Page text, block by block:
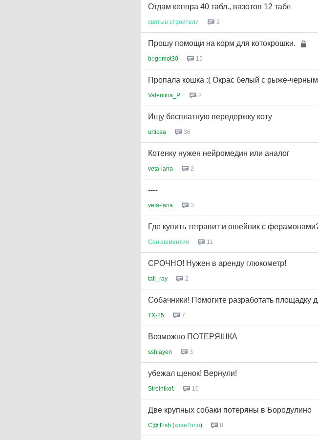
Отдам кеппра 40 табл., вазотоп 12 табл
святые строители 2
Прошу помощи на корм для котокрошки.
bеgеmot30 15
Пропала кошка :( Окрас белый с рыже-
Valentina_P. 8
Ищу бесплатную передержку коту
urticaa 36
Котенку нужен нейромедин или аналог
veta-lana 2
----
veta-lana 3
Где купить тетравит и ошейник с
Сенклементия 11
СРОЧНО! Нужен в аренду глюкометр!
tati_ray 2
Собачники! Помогите разработать площадку
TX-25 7
Возможно ПОТЕРЯШКА
sshlayen 3
убежал щенок! Вернули!
Strelnikof. 10
Две крупных собаки потеряны в Бородулино
C@tFish (кланТоло) 8